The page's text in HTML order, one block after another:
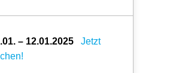
– 12.01.2025
Jetzt